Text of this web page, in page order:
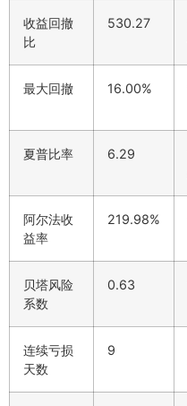
收益回撤
比
530.27
最大回撤 16.00%
夏普比率 6.29
阿尔法收
益率
219.98%
贝塔风险
系数
0.63
连续亏损
天数
9